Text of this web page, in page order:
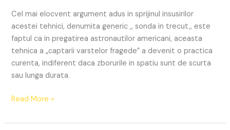
Cel mai elocvent argument adus in sprijinul insusirilor
acestei tehnici, denumita generic ,, sonda in trecut,, este
faptul ca in pregatirea astronautilor americani, aceasta
tehnica a „captarii varstelor fragede” a devenit o practica
curenta, indiferent daca zborurile in spatiu sunt de scurta
sau lunga durata.
Read More »